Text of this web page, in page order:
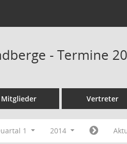
- Termine
Mitglieder Vertreter
1 2014